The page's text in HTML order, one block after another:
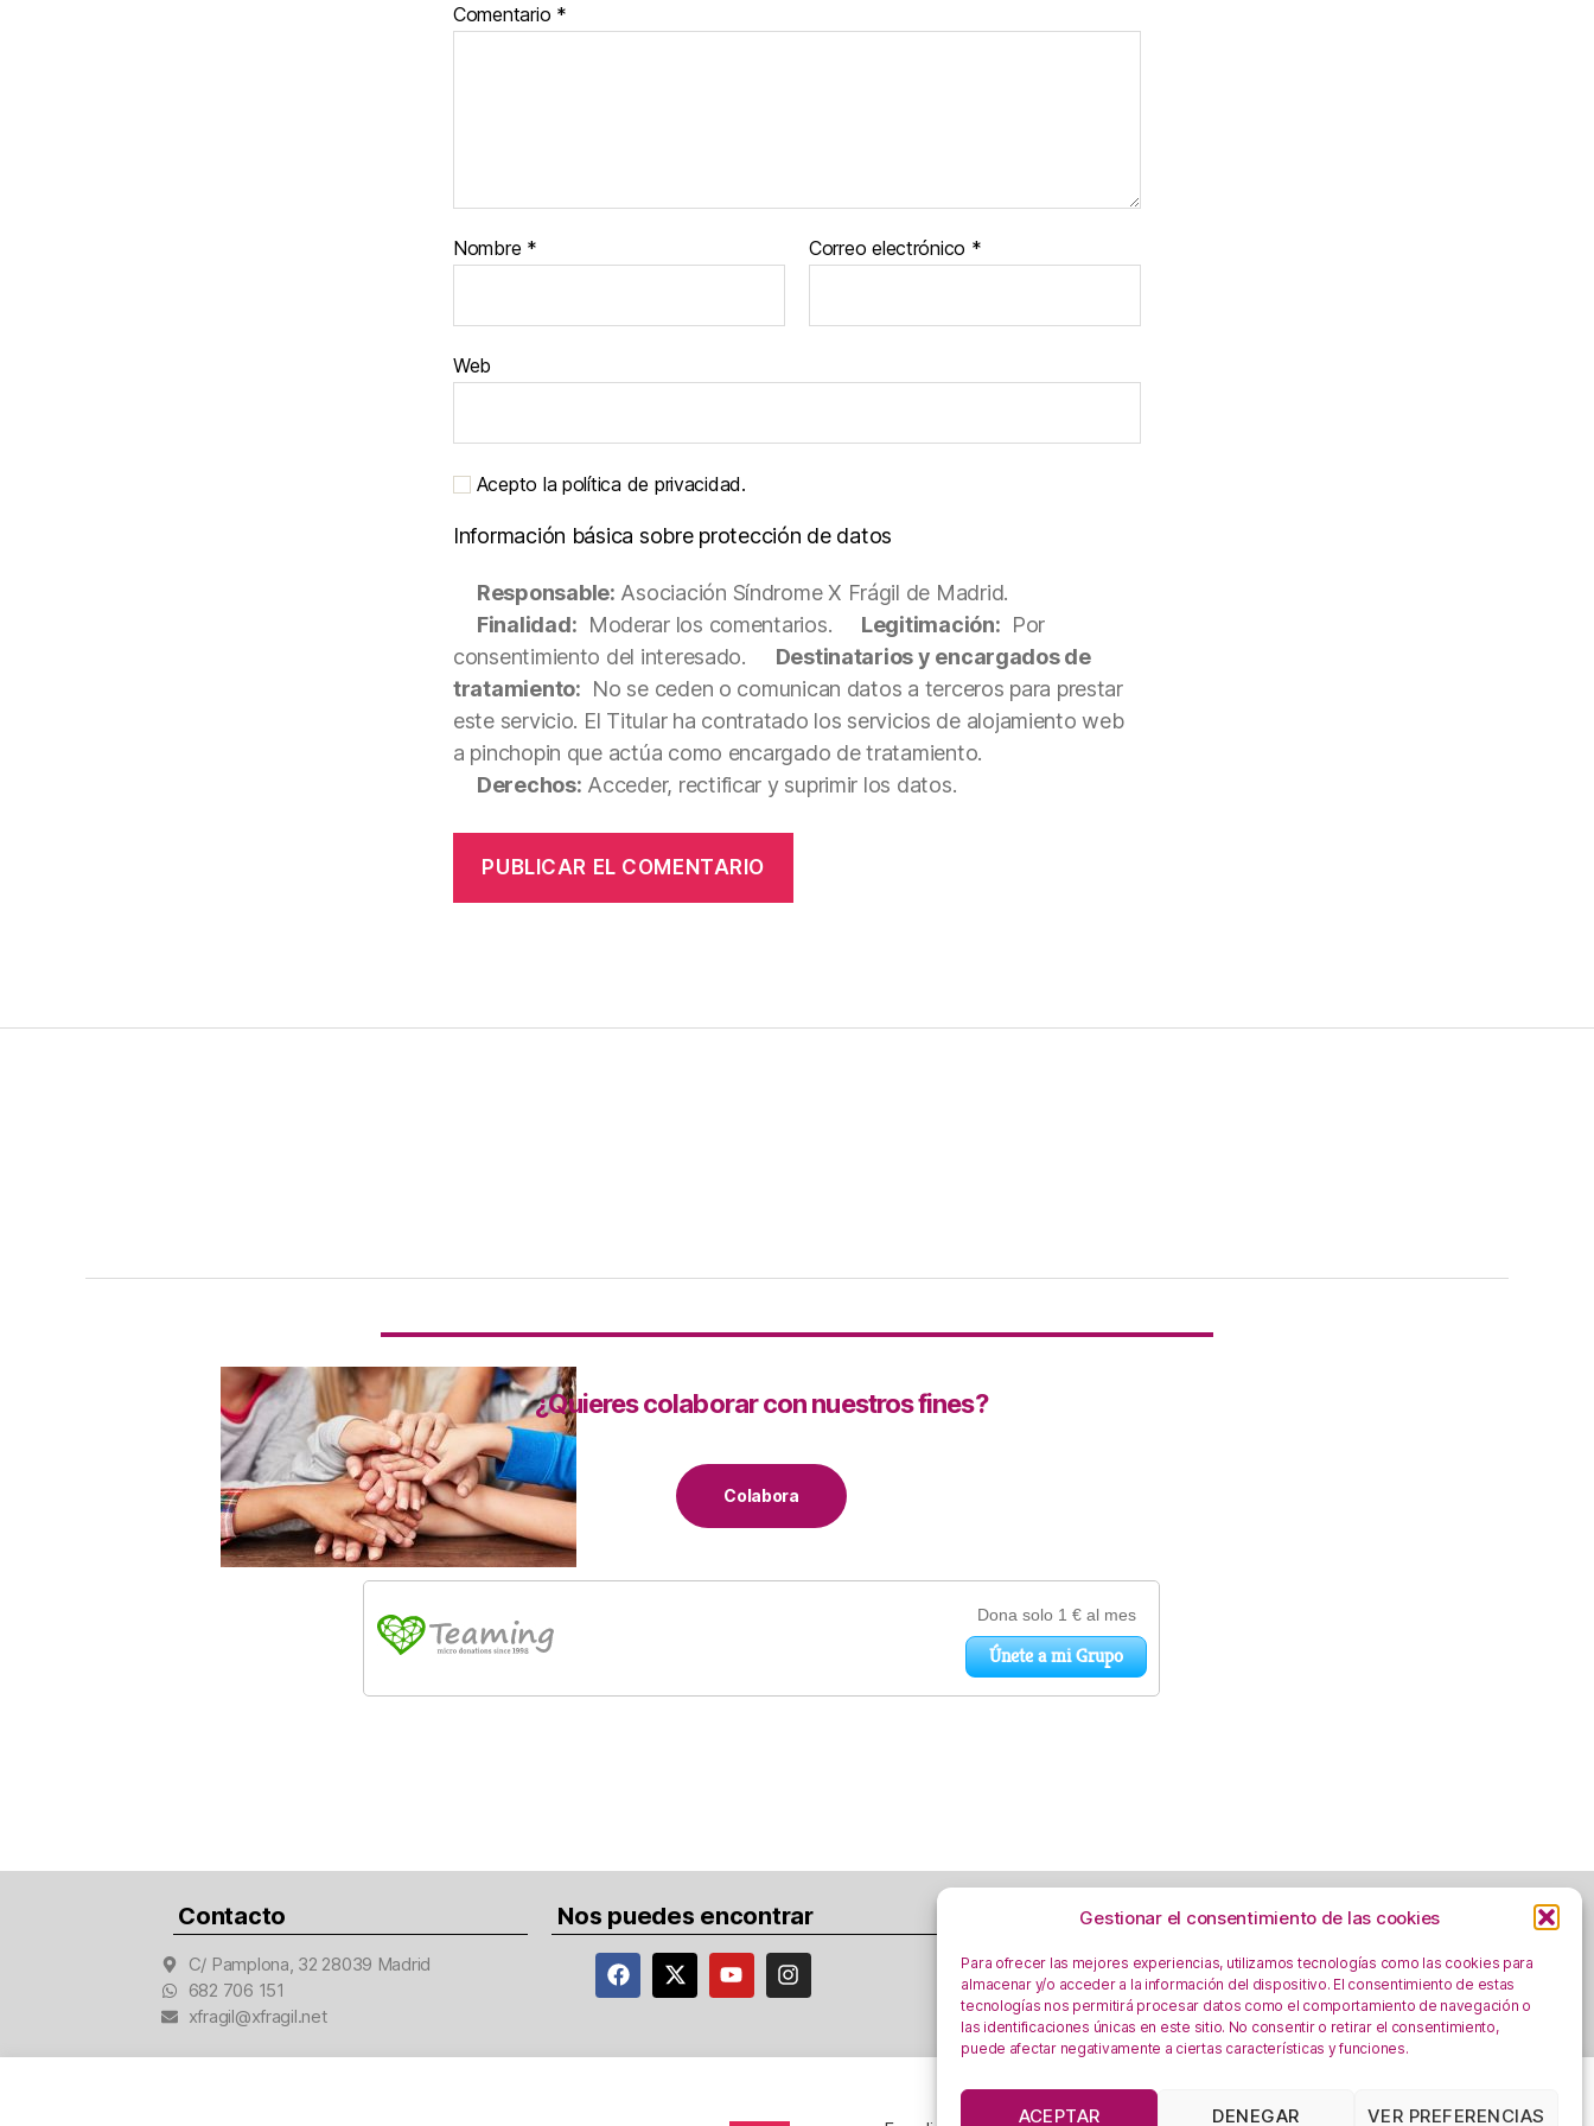
Gestionar el consentimiento de las cookies
Para ofrecer las mejores experiencias, utilizamos tecnologías como las cookies para
almacenar y/o acceder a la información del dispositivo. El consentimiento de estas
tecnologías nos permitirá procesar datos como el comportamiento de navegación o
las identificaciones únicas en este sitio. No consentir o retirar el consentimiento,
puede afectar negativamente a ciertas características y funciones.
ACEPTAR DENEGAR VER PREFERENCIAS
Comentario *
Nombre * Correo electrónico *
Web
Acepto la política de privacidad.
Información básica sobre protección de datos
Responsable: Asociación Síndrome X Frágil de Madrid.
Finalidad: Moderar los comentarios. Legitimación: Por
consentimiento del interesado.
Destinatarios y encargados de
tratamiento: No se ceden o comunican datos a terceros para prestar
este servicio. El Titular ha contratado los servicios de alojamiento web
a pinchopin que actúa como encargado de tratamiento.
Derechos: Acceder, rectificar y suprimir los datos.
¿Quieres colaborar con nuestros fines?
Colabora
Contacto
C/ Pamplona, 32 28039 Madrid
682 706 151
xfragil@xfragil.net
Nos puedes encontrar
Aviso Legal
Política de privacidad
Registro Actividades como responsables del
tratamiento
Política de Cookies
de